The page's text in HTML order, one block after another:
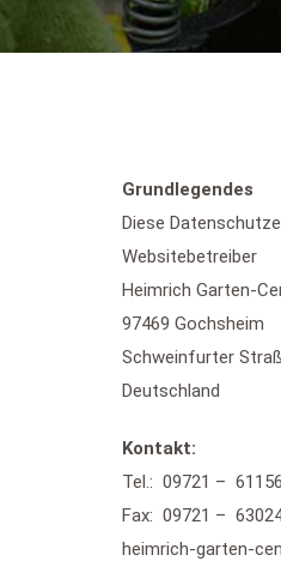
Grundlegendes
Diese
Websitebetreiber
Heimrich Garten-
97469 Gochsheim
Schweinfurter
Deutschland
Kontakt:
Tel.: 09721 – 61156
Fax: 09721 –
heimrich-garten-